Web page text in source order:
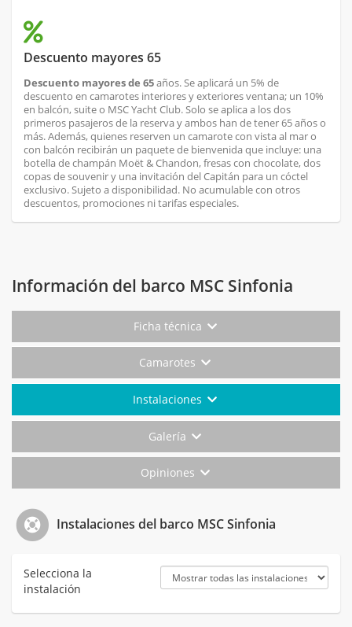
Descuento mayores 65
Descuento mayores de 65años. Se aplicará un 5% de
descuento en camarotes interiores y exteriores ventana; un 10%
en balcón, suite o MSC Yacht Club. Solo se aplica a los dos
primeros pasajeros de la reserva y ambos han de tener 65 años o
más. Además, quienes reserven un camarote con vista al mar o
con balcón recibirán un paquete de bienvenida que incluye: una
botella de champán Moët & Chandon, fresas con chocolate, dos
copas de souvenir y una invitación del Capitán para un cóctel
exclusivo. Sujeto a disponibilidad. No acumulable con otros
descuentos, promociones ni tarifas especiales.
Información del barco MSC Sinfonia
Ficha técnica
Camarotes
Instalaciones
Galería
Opiniones
Instalaciones del barco MSC Sinfonia
Selecciona la
instalación